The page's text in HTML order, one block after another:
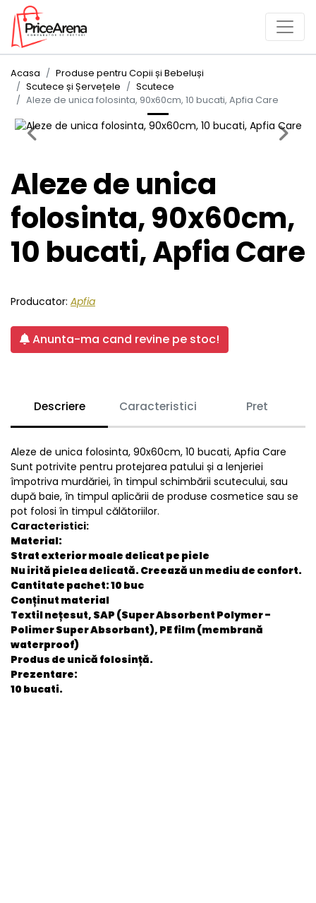
Acasa
Produse pentru Copii și Bebeluși
Scutece și Șervețele
Scutece
Aleze de unica folosinta, 90x60cm, 10 bucati, Apfia Care
Previous Next
Aleze de unica
folosinta, 90x60cm,
10 bucati, Apfia Care
Producator: Apfia
Anunta-ma cand revine pe stoc!
Descriere Caracteristici Pret
Aleze de unica folosinta, 90x60cm, 10 bucati, Apfia Care
Sunt potrivite pentru protejarea patului și a lenjeriei
împotriva murdăriei, în timpul schimbării scutecului, sau
după baie, în timpul aplicării de produse cosmetice sau se
pot folosi în timpul călătoriilor.
Caracteristici:
Material:
Strat exterior moale delicat pe piele
Nu irită pielea delicată. Creează un mediu de confort.
Cantitate pachet: 10 buc
Conținut material
Textil nețesut, SAP (Super Absorbent Polymer -
Polimer Super Absorbant), PE film (membrană
waterproof)
Produs de unică folosință.
Prezentare:
10 bucati.